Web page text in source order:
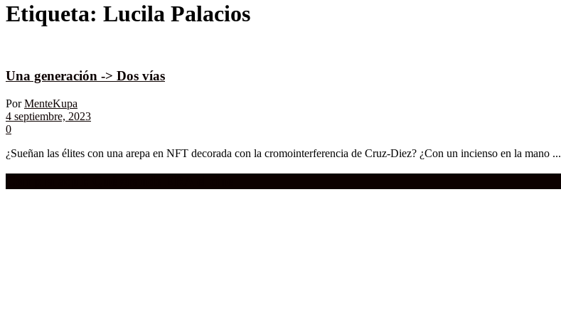
Etiqueta: Lucila Palacios
Una generación -> Dos vías
Por MenteKupa
4 septiembre, 2023
0
¿Sueñan las élites con una arepa en NFT decorada con la cromointerferencia de Cruz-Diez? ¿Con un incienso en la mano ...